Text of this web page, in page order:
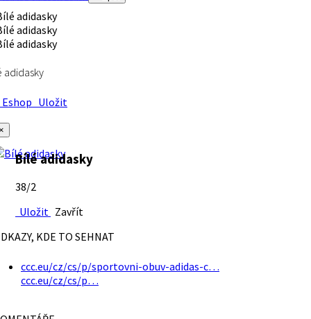
adidasky
Uložit
Bílé adidasky
38/2
Uložit Zavřít
KDE TO SEHNAT
ccc.eu/cz/cs/p/sportovni-obuv-adidas-c…
ccc.eu/cz/cs/p…